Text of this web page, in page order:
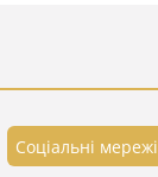
Cоціальні мережі